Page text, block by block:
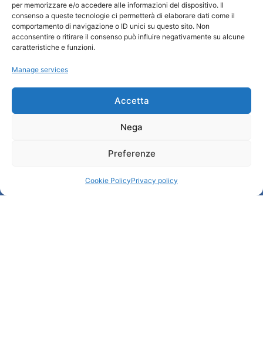
per memorizzare e/o accedere alle informazioni del dispositivo. Il
consenso a queste tecnologie ci permetterà di elaborare dati come il
comportamento di navigazione o ID unici su questo sito. Non
acconsentire o ritirare il consenso può influire negativamente su alcune
caratteristiche e funzioni.
Manage services
Accetta
Nega
Preferenze
Cookie PolicyPrivacy policy
Turismo Padova
Who we are
Privacy policy